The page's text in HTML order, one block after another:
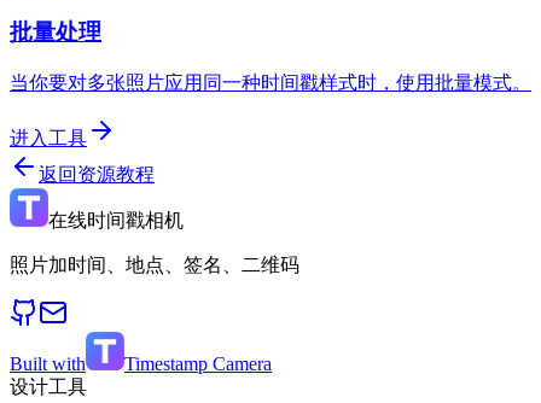
批量处理
当你要对多张照片应用同一种时间戳样式时，使用批量模式。
进入工具
返回资源教程
在线时间戳相机
照片加时间、地点、签名、二维码
Built with
Timestamp Camera
设计工具